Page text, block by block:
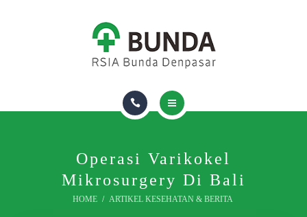
PAKET DAN LAYANANOperasi Varikokel
Mikrosurgery Di Bali
HOME ARTIKEL KESEHATAN & BERITA